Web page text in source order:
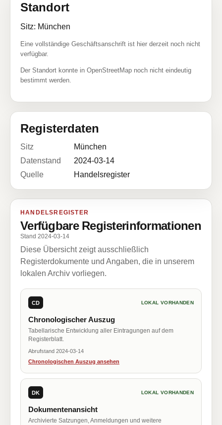
Standort
Sitz: München
Eine vollständige Geschäftsanschrift ist hier derzeit noch nicht
verfügbar.
Der Standort konnte in OpenStreetMap noch nicht eindeutig
bestimmt werden.
Registerdaten
Sitz
München
Datenstand
2024-03-14
Quelle
Handelsregister
HANDELSREGISTER
Verfügbare Registerinformationen
Stand 2024-03-14
Diese Übersicht zeigt ausschließlich
Registerdokumente und Angaben, die in unserem
lokalen Archiv vorliegen.
CD LOKAL VORHANDEN
Chronologischer Auszug
Tabellarische Entwicklung aller Eintragungen auf dem
Registerblatt.
Abrufstand 2024-03-14
Chronologischen Auszug ansehen
DK LOKAL VORHANDEN
Dokumentenansicht
Archivierte Satzungen, Anmeldungen und weitere